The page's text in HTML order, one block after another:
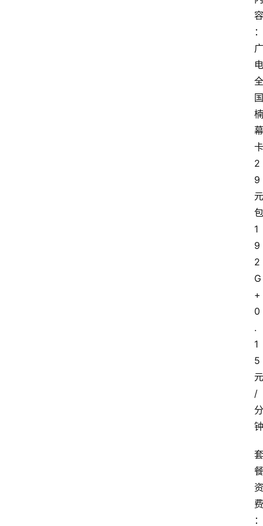
容
：
广
电
全
国
楠
幕
卡
2
9
元
包
1
9
2
G
+
0
.
1
5
元
/
分
钟
套
餐
资
费
：